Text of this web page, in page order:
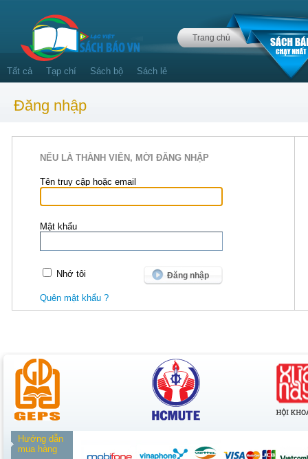
Trang chủ
Tất cả Tạp chí Sách bộ Sách lẻ
Đăng nhập
NẾU LÀ THÀNH VIÊN, MỜI ĐĂNG NHẬP
Tên truy cập hoặc email
Mật khẩu
Nhớ tôi
Quên mật khẩu ?
Hướng dẫn
mua hàng